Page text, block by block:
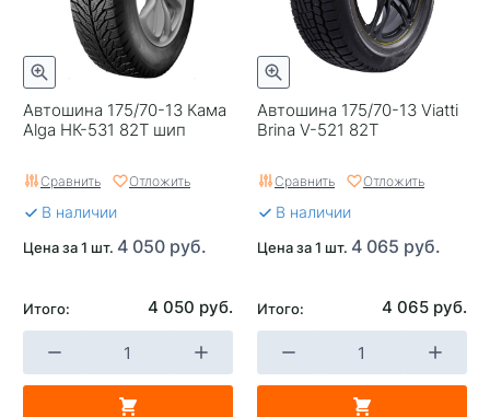
Автошина 175/70-13 Кама
Alga НК-531 82T шип
Сравнить Отложить
В наличии
Цена за 1 шт. 4 050 руб.
Итого: 4 050 руб.
Автошина 175/70-13 Viatti
Brina V-521 82T
Сравнить Отложить
В наличии
Цена за 1 шт. 4 065 руб.
Итого: 4 065 руб.